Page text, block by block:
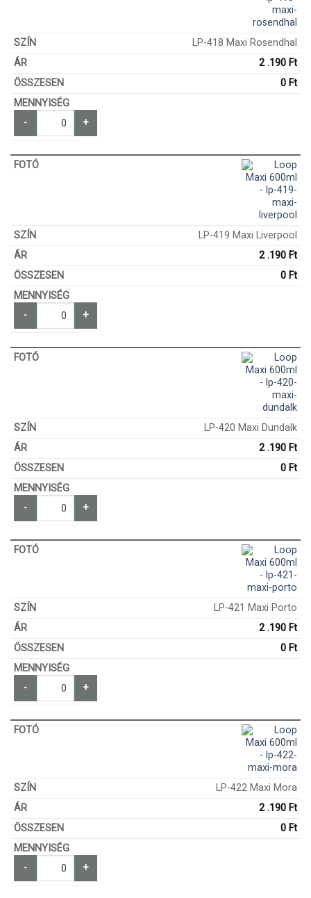
LP-418 Maxi Rosendhal
2 .190 Ft
0 Ft
- +
LP-419 Maxi Liverpool
2 .190 Ft
0 Ft
- +
LP-420 Maxi Dundalk
2 .190 Ft
0 Ft
- +
LP-421 Maxi Porto
2 .190 Ft
0 Ft
- +
LP-422 Maxi Mora
2 .190 Ft
0 Ft
- +